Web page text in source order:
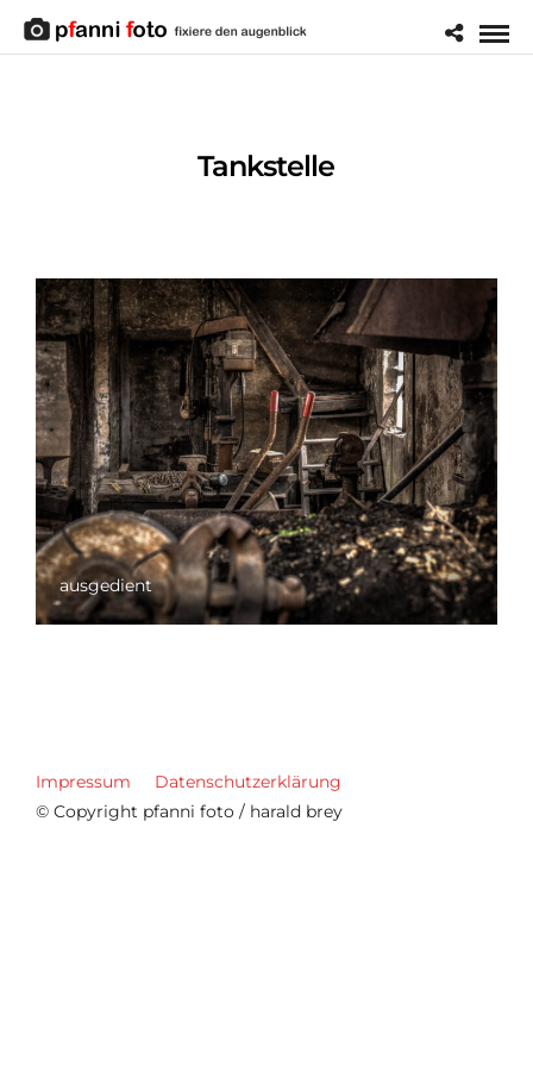
Tankstelle
ausgedient
Impressum
Datenschutzerklärung
© Copyright pfanni foto / harald brey